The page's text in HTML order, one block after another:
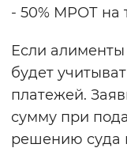
- 50% МРОТ на
Если
будет
платежей.
сумму при
решению суда